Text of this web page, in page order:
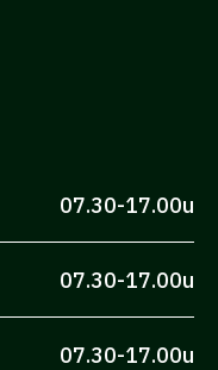
07.30-17.00u
07.30-17.00u
07.30-17.00u